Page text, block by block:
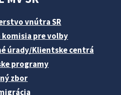
vnútra SR
pre volby
úrady/Klientske centrá
programy
zbor